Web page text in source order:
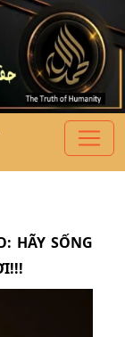
HÃY SỐNG